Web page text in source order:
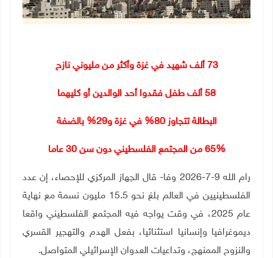
73 ألف شهيد في غزة وأكثر من مليوني نازح
58 ألف طفل فقدوا أحد الوالدين أو كليهما
البطالة تتجاوز 80% في غزة و29% بالضفة
65% من المجتمع الفلسطيني دون سن 30 عاما
رام الله 9-7-2026 وفا- قال الجهاز المركزي للإحصاء، إن عدد
الفلسطينيين في العالم بلغ نحو 15.5 مليون نسمة مع نهاية
عام 2025، في وقت يواجه فيه المجتمع الفلسطيني واقعا
ديموغرافيا وإنسانيا استثنائيا، بفعل الهدم والتهجير القسري
والنزوح الممنهج، وتداعيات العدوان الإسرائيلي المتواصل.